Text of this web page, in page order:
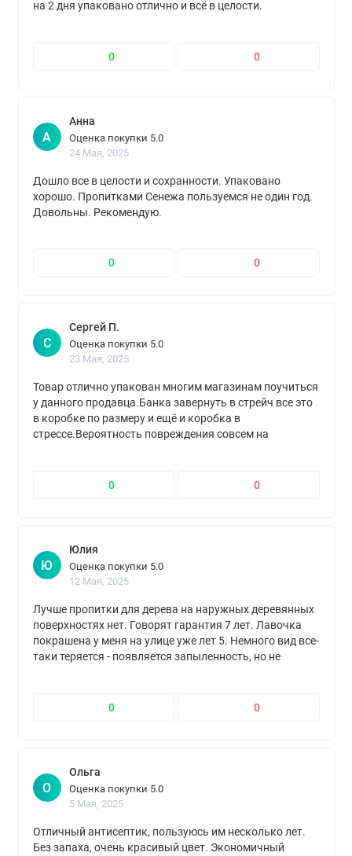
на 2 дня упаковано отлично и всё в целости.
0 0
А
Анна
Оценка покупки 5.0
24 Мая, 2025
Дошло все в целости и сохранности. Упаковано
хорошо. Пропитками Сенежа пользуемся не один год.
Довольны. Рекомендую.
0 0
С
Сергей П.
Оценка покупки 5.0
23 Мая, 2025
Товар отлично упакован многим магазинам поучиться
у данного продавца.Банка завернуть в стрейч все это
в коробке по размеру и ещё и коробка в
стрессе.Вероятность повреждения совсем на
0 0
Ю
Юлия
Оценка покупки 5.0
12 Мая, 2025
Лучше пропитки для дерева на наружных деревянных
поверхностях нет. Говорят гарантия 7 лет. Лавочка
покрашена у меня на улице уже лет 5. Немного вид все-
таки теряется - появляется запыленность, но не
0
0
О
Ольга
Оценка покупки 5.0
5 Мая, 2025
Отличный антисептик, пользуюсь им несколько лет.
Без запаха, очень красивый цвет. Экономичный